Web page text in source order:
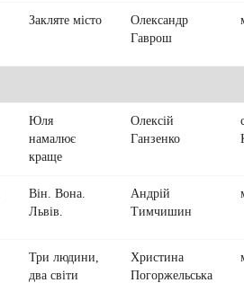
Закляте місто
Олександр
Гаврош
Юля
намалює
краще
Олексій
Ганзенко
Він. Вона.
Львів.
Андрій
Тимчишин
Три людини,
два світи
Христина
Погоржельська